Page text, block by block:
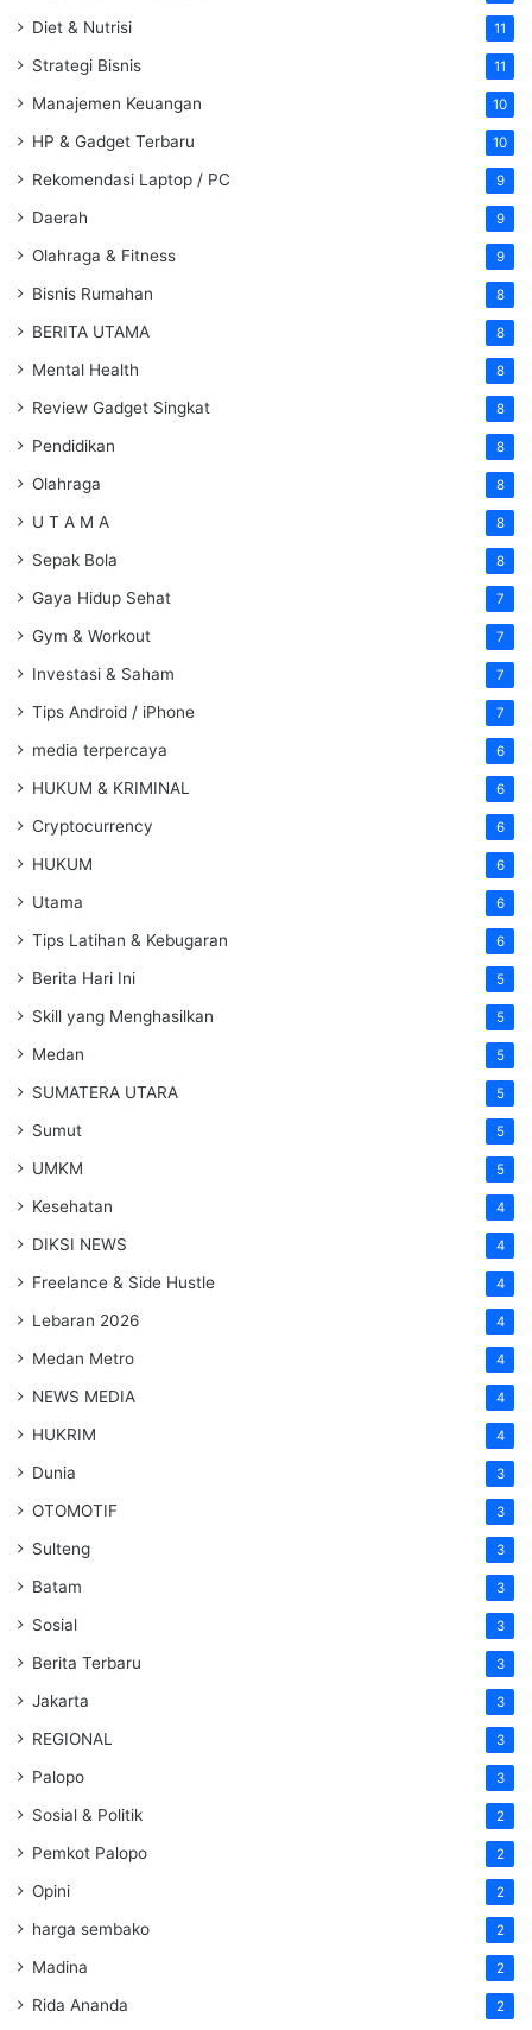
Diet & Nutrisi 11
Strategi Bisnis 11
Manajemen Keuangan 10
HP & Gadget Terbaru 10
Rekomendasi Laptop / PC 9
Daerah 9
Olahraga & Fitness 9
Bisnis Rumahan 8
BERITA UTAMA 8
Mental Health 8
Review Gadget Singkat 8
Pendidikan 8
Olahraga 8
U T A M A 8
Sepak Bola 8
Gaya Hidup Sehat 7
Gym & Workout 7
Investasi & Saham 7
Tips Android / iPhone 7
media terpercaya 6
HUKUM & KRIMINAL 6
Cryptocurrency 6
HUKUM 6
Utama 6
Tips Latihan & Kebugaran 6
Berita Hari Ini 5
Skill yang Menghasilkan 5
Medan 5
SUMATERA UTARA 5
Sumut 5
UMKM 5
Kesehatan 4
DIKSI NEWS 4
Freelance & Side Hustle 4
Lebaran 2026 4
Medan Metro 4
NEWS MEDIA 4
HUKRIM 4
Dunia 3
OTOMOTIF 3
Sulteng 3
Batam 3
Sosial 3
Berita Terbaru 3
Jakarta 3
REGIONAL 3
Palopo 3
Sosial & Politik 2
Pemkot Palopo 2
Opini 2
harga sembako 2
Madina 2
Rida Ananda 2